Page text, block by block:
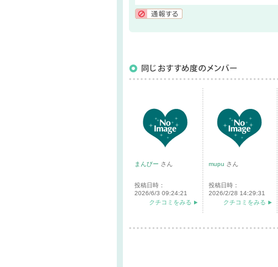
まんびー さん
投稿日時：
2026/6/3 09:24:21
クチコミをみる
mupu さん
投稿日時：
2026/2/28 14:29:31
クチコミをみる